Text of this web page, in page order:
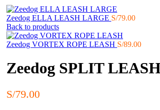
Zeedog ELLA LEASH LARGE S/79.00
Back to products
Zeedog VORTEX ROPE LEASH S/89.00
Zeedog SPLIT
S/79.00